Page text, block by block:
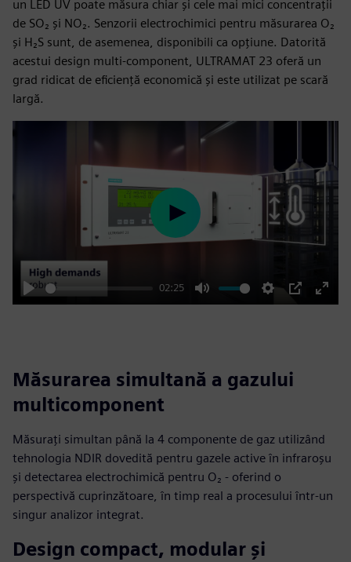
un LED UV poate măsura chiar și cele mai mici concentrații
de SO₂ și NO₂. Senzorii electrochimici pentru măsurarea O₂
și H₂S sunt, de asemenea, disponibili ca opțiune. Datorită
acestui design multi-component, ULTRAMAT 23 oferă un
grad ridicat de eficiență economică și este utilizat pe scară
largă.
Play
02:25
Mute Settings
PIP
Enter
Play
Măsurarea simultană a gazului
multicomponent
Măsurați simultan până la 4 componente de gaz utilizând
tehnologia NDIR dovedită pentru gazele active în infraroșu
și detectarea electrochimică pentru O₂ - oferind o
perspectivă cuprinzătoare, în timp real a procesului într-un
singur analizor integrat.
Design compact, modular și